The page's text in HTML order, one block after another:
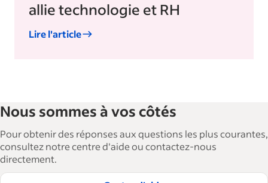
allie technologie et RH
Lire l'article
Nous sommes à vos côtés
Pour obtenir des réponses aux questions les plus courantes,
consultez notre centre d'aide ou contactez-nous
directement.